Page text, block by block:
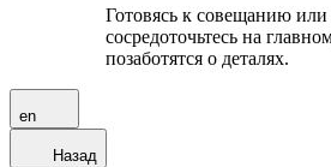
Готовясь к совещанию или
сосредоточьтесь на
позаботятся о деталях.
en
Назад